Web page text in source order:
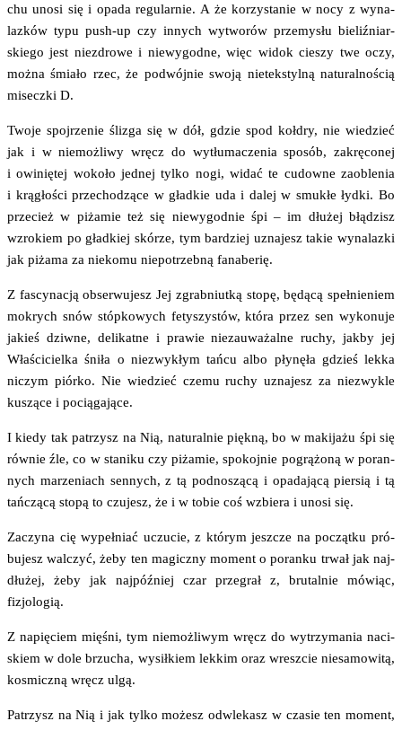
chu uno­si się i opa­da regu­lar­nie. A że korzy­sta­nie w nocy z wyna­
laz­ków typu push-up czy innych wytwo­rów prze­my­słu bie­liź­niar­
skie­go jest nie­zdro­we i nie­wy­god­ne, więc widok cie­szy twe oczy,
moż­na śmia­ło rzec, że podwój­nie swo­ją nie­tek­styl­ną natu­ral­no­ścią
misecz­ki D.
Two­je spoj­rze­nie śli­zga się w dół, gdzie spod koł­dry, nie wie­dzieć
jak i w nie­moż­li­wy wręcz do wytłu­ma­cze­nia spo­sób, zakrę­co­nej
i owi­nię­tej woko­ło jed­nej tyl­ko nogi, widać te cudow­ne zaoble­nia
i krą­gło­ści prze­cho­dzą­ce w gład­kie uda i dalej w smu­kłe łyd­ki. Bo
prze­cież w piża­mie też się nie­wy­god­nie śpi – im dłu­żej błą­dzisz
wzro­kiem po gład­kiej skó­rze, tym bar­dziej uzna­jesz takie wyna­laz­ki
jak piża­ma za nie­ko­mu nie­po­trzeb­ną fanaberię.
Z fascy­na­cją obser­wu­jesz Jej zgrab­niut­ką sto­pę, będą­cą speł­nie­niem
mokrych snów stóp­ko­wych fety­szy­stów, któ­ra przez sen wyko­nu­je
jakieś dziw­ne, deli­kat­ne i pra­wie nie­zau­wa­żal­ne ruchy, jak­by jej
Wła­ści­ciel­ka śni­ła o nie­zwy­kłym tań­cu albo pły­nę­ła gdzieś lek­ka
niczym piór­ko. Nie wie­dzieć cze­mu ruchy uzna­jesz za nie­zwy­kle
kuszą­ce i pociągające.
I kie­dy tak patrzysz na Nią, natu­ral­nie pięk­ną, bo w maki­ja­żu śpi się
rów­nie źle, co w sta­ni­ku czy piża­mie, spo­koj­nie pogrą­żo­ną w poran­
nych marze­niach sen­nych, z tą pod­no­szą­cą i opa­da­ją­cą pier­sią i tą
tań­czą­cą sto­pą to czu­jesz, że i w tobie coś wzbie­ra i uno­si się.
Zaczy­na cię wypeł­niać uczu­cie, z któ­rym jesz­cze na począt­ku pró­
bu­jesz wal­czyć, żeby ten magicz­ny moment o poran­ku trwał jak naj­
dłu­żej, żeby jak naj­póź­niej czar prze­grał z, bru­tal­nie mówiąc,
fizjologią.
Z napię­ciem mię­śni, tym nie­moż­li­wym wręcz do wytrzy­ma­nia naci­
skiem w dole brzu­cha, wysił­kiem lek­kim oraz wresz­cie nie­sa­mo­wi­tą,
kosmicz­ną wręcz ulgą.
Patrzysz na Nią i jak tyl­ko możesz odwle­kasz w cza­sie ten moment,